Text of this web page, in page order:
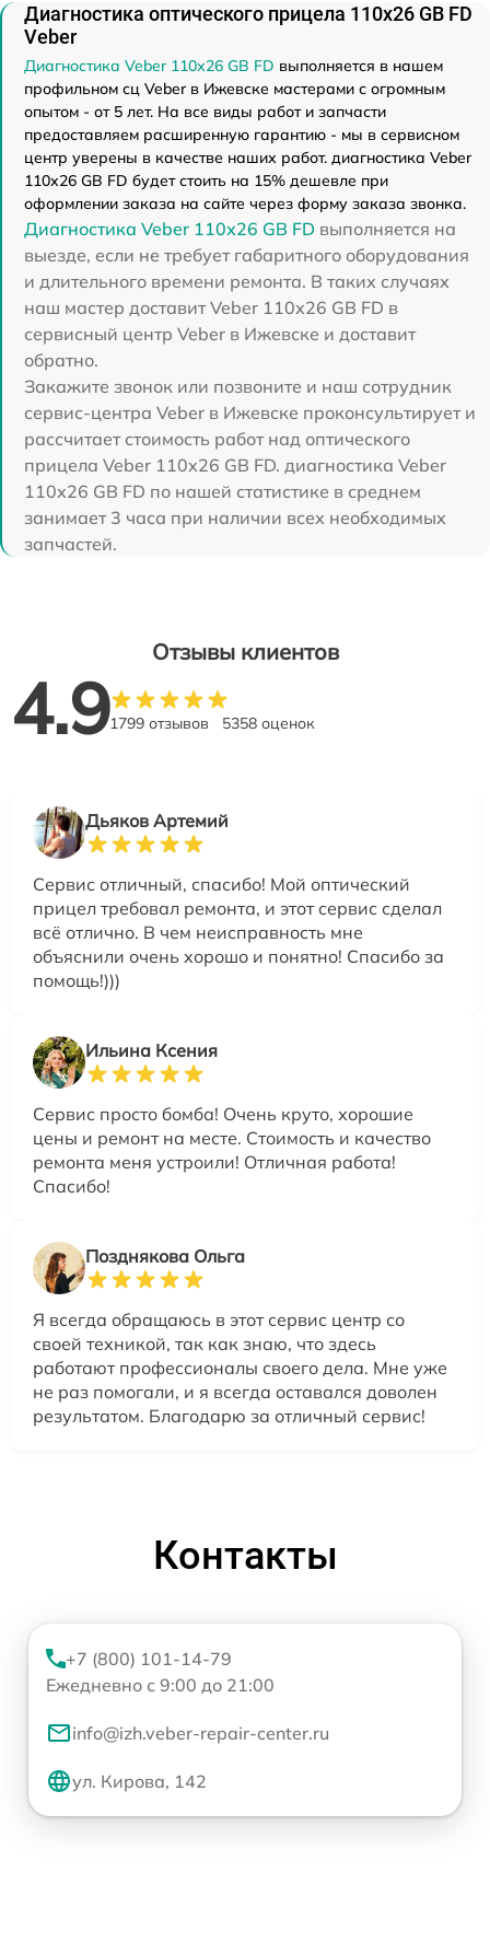
Диагностика оптического прицела 110х26 GB FD
Veber
Диагностика Veber 110х26 GB FD выполняется в нашем
профильном сц Veber в Ижевске мастерами с огромным
опытом - от 5 лет. На все виды работ и запчасти
предоставляем расширенную гарантию - мы в сервисном
центр уверены в качестве наших работ. диагностика Veber
110х26 GB FD будет стоить на 15% дешевле при
оформлении заказа на сайте через форму заказа звонка.
Диагностика Veber 110х26 GB FD выполняется на
выезде, если не требует габаритного оборудования
и длительного времени ремонта. В таких случаях
наш мастер доставит Veber 110х26 GB FD в
сервисный центр Veber в Ижевске и доставит
обратно.
Закажите звонок или позвоните и наш сотрудник
сервис-центра Veber в Ижевске проконсультирует и
рассчитает стоимость работ над оптического
прицела Veber 110х26 GB FD. диагностика Veber
110х26 GB FD по нашей статистике в среднем
занимает 3 часа при наличии всех необходимых
запчастей.
Отзывы клиентов
4.91799 отзывов 5358 оценок
Дьяков Артемий
Сервис отличный, спасибо! Мой оптический
прицел требовал ремонта, и этот сервис сделал
всё отлично. В чем неисправность мне
объяснили очень хорошо и понятно! Спасибо за
помощь!)))
Ильина Ксения
Сервис просто бомба! Очень круто, хорошие
цены и ремонт на месте. Стоимость и качество
ремонта меня устроили! Отличная работа!
Спасибо!
Позднякова Ольга
Я всегда обращаюсь в этот сервис центр со
своей техникой, так как знаю, что здесь
работают профессионалы своего дела. Мне уже
не раз помогали, и я всегда оставался доволен
результатом. Благодарю за отличный сервис!
Контакты
+7 (800) 101-14-79
Ежедневно с 9:00 до 21:00
info@izh.veber-repair-center.ru
ул. Кирова, 142